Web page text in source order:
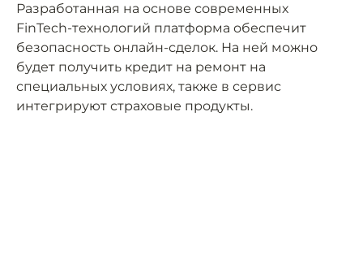
Разработанная на основе современных
FinTech-технологий платформа обеспечит
безопасность онлайн-сделок. На ней можно
будет получить кредит на ремонт на
специальных условиях, также в сервис
интегрируют страховые продукты.